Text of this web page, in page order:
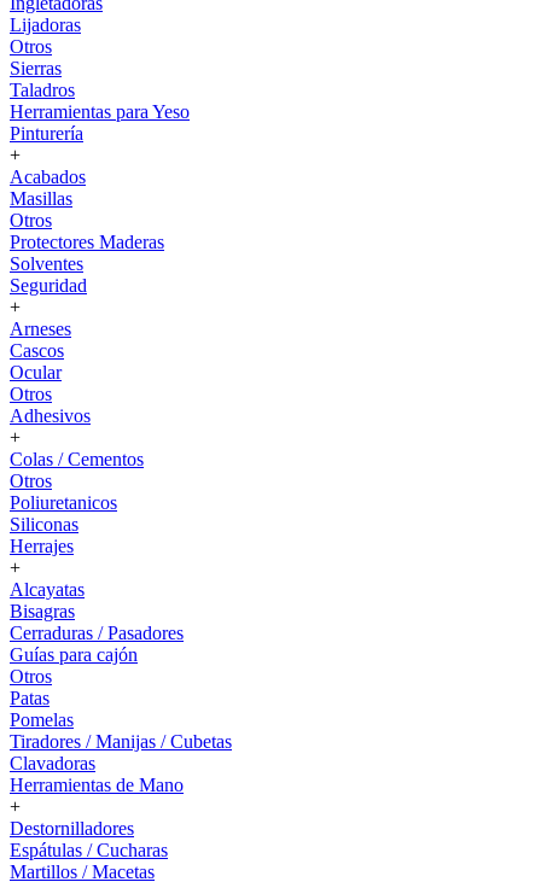
Lijadoras
Otros
Sierras
Taladros
Herramientas para Yeso
Pinturería
+
Acabados
Masillas
Otros
Protectores Maderas
Solventes
Seguridad
+
Arneses
Cascos
Ocular
Otros
Adhesivos
+
Colas / Cementos
Otros
Poliuretanicos
Siliconas
Herrajes
+
Alcayatas
Bisagras
Cerraduras / Pasadores
Guías para cajón
Otros
Patas
Pomelas
Tiradores / Manijas / Cubetas
Clavadoras
Herramientas de Mano
+
Destornilladores
Espátulas / Cucharas
Martillos / Macetas